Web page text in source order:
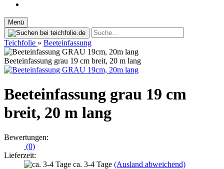
Menü
Teichfolie » Beeteinfassung
Beeteinfassung grau 19 cm breit, 20 m lang
Beeteinfassung grau 19 cm
breit, 20 m lang
Bewertungen:
(0)
Lieferzeit:
ca. 3-4 Tage (Ausland abweichend)